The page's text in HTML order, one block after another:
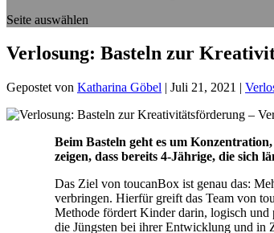
Seite auswählen
Verlosung: Basteln zur
Gepostet von Katharina Göbel | Juli 21, 2021 |
Beim Basteln geht es um
zeigen, dass bereits 4-Jährige, die sich
Das Ziel von toucanBox ist genau das:
verbringen. Hierfür greift das Team von
Methode fördert Kinder darin, logisch und
die Jüngsten bei ihrer Entwicklung und in